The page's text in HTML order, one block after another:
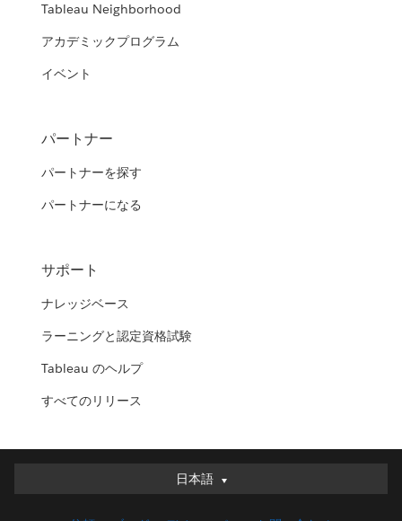
Tableau Neighborhood
アカデミックプログラム
イベント
パートナー
パートナーを探す
パートナーになる
サポート
ナレッジベース
ラーニングと認定資格試験
Tableau のヘルプ
すべてのリリース
日本語
日本語